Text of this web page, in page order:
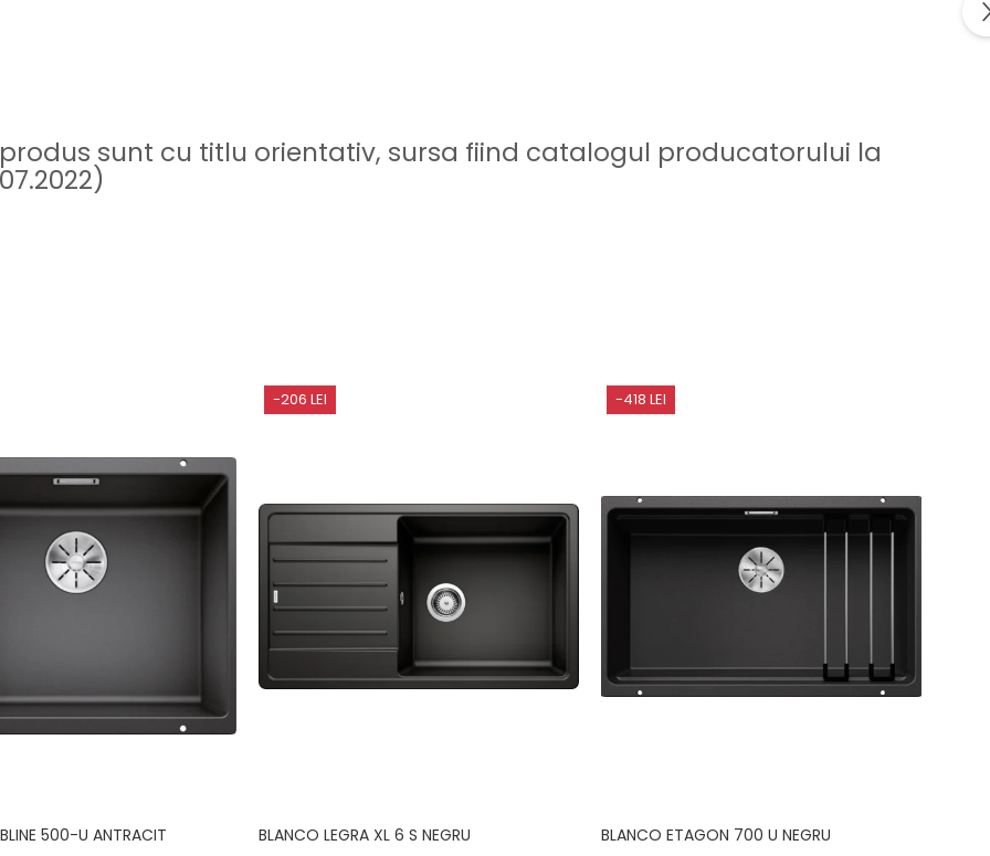
sunt cu titlu orientativ, sursa fiind catalogul producatorului la
500-U ANTRACIT
-206 LEI
BLANCO LEGRA XL 6 S NEGRU
-418 LEI
BLANCO ETAGON 700 U NEGRU